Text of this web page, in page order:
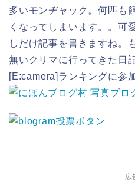
多いモンヂャック。何匹も
くなってしまいます。。可
しだけ記事を書きますね。
無いクリマに行ってきた日
[E:camera]ランキングに参
広